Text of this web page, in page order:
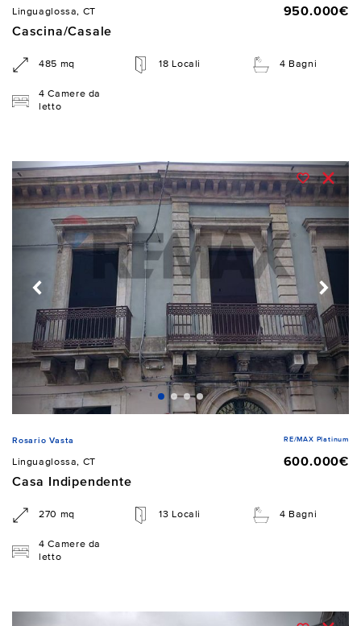
Linguaglossa, CT
950.000€
Cascina/Casale
485 mq 18 Locali 4 Bagni
4 Camere da
letto
Rosario Vasta RE/MAX Platinum
Linguaglossa, CT
600.000€
Casa Indipendente
270 mq 13 Locali 4 Bagni
4 Camere da
letto